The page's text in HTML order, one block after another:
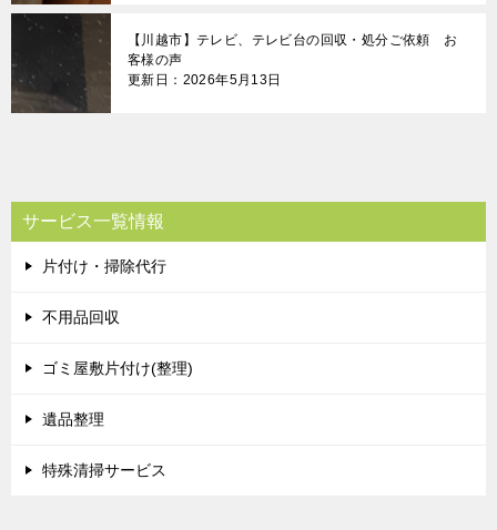
【川越市】テレビ、テレビ台の回収・処分ご依頼 お
客様の声
更新日：2026年5月13日
サービス一覧情報
片付け・掃除代行
不用品回収
ゴミ屋敷片付け(整理)
遺品整理
特殊清掃サービス